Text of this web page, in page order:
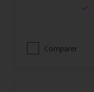
Comparer